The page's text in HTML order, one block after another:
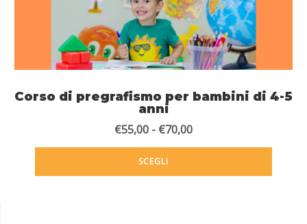
Corso di pregrafismo per bambini di 4-5
anni
€55,00 - €70,00
SCEGLI